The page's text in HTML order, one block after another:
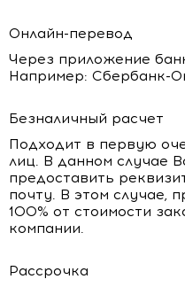
Онлайн-перевод
Через приложение
Например: Сбербанк-
Безналичный расчет
Подходит в первую
лиц. В данном случае
предоставить
почту. В этом случае,
100% от стоимости
компании.
Рассрочка